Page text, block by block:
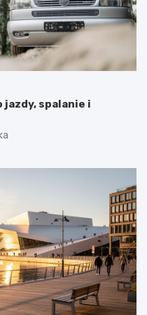
jazdy, spalanie i